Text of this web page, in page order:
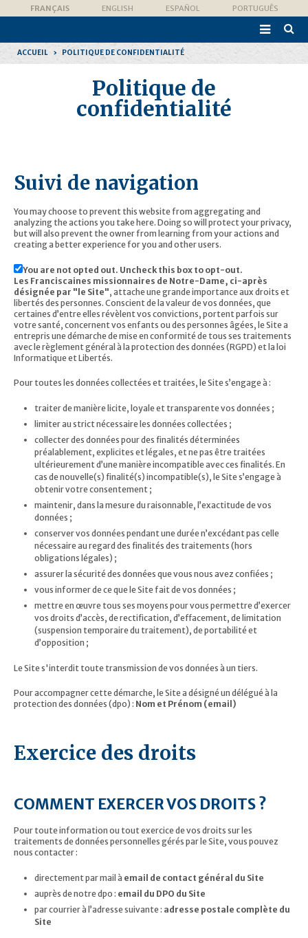
navigation
personnelsFRANÇAIS ENGLISH ESPAÑOL PORTUGUÊS

ACCUEIL › POLITIQUE DE CONFIDENTIALITÉ
Politique de
confidentialité
Suivi de navigation
You may choose to prevent this website from aggregating and
analyzing the actions you take here. Doing so will protect your privacy,
but will also prevent the owner from learning from your actions and
creating a better experience for you and other users.
You are not opted out. Uncheck this box to opt-out.
Les Franciscaines missionnaires de Notre-Dame, ci-après
désignée par "le Site", attache une grande importance aux droits et
libertés des personnes. Conscient de la valeur de vos données, que
certaines d’entre elles révèlent vos convictions, portent parfois sur
votre santé, concernent vos enfants ou des personnes âgées, le Site a
entrepris une démarche de mise en conformité de tous ses traitements
avec le règlement général à la protection des données (RGPD) et la loi
Informatique et Libertés.
Pour toutes les données collectées et traitées, le Site s’engage à :
traiter de manière licite, loyale et transparente vos données ;
limiter au strict nécessaire les données collectées ;
collecter des données pour des finalités déterminées
préalablement, explicites et légales, et ne pas être traitées
ultérieurement d’une manière incompatible avec ces finalités. En
cas de nouvelle(s) finalité(s) incompatible(s), le Site s’engage à
obtenir votre consentement ;
maintenir, dans la mesure du raisonnable, l’exactitude de vos
données ;
conserver vos données pendant une durée n’excédant pas celle
nécessaire au regard des finalités des traitements (hors
obligations légales) ;
assurer la sécurité des données que vous nous avez confiées ;
vous informer de ce que le Site fait de vos données ;
mettre en œuvre tous ses moyens pour vous permettre d’exercer
vos droits d’accès, de rectification, d’effacement, de limitation
(suspension temporaire du traitement), de portabilité et
d’opposition ;
Le Site s'interdit toute transmission de vos données à un tiers.
Pour accompagner cette démarche, le Site a désigné un délégué à la
protection des données (dpo) : Nom et Prénom (email)
Exercice des droits
COMMENT EXERCER VOS DROITS ?
Pour toute information ou tout exercice de vos droits sur les
traitements de données personnelles gérés par le Site, vous pouvez
nous contacter :
directement par mail à email de contact général du Site
auprès de notre dpo : email du DPO du Site
par courrier à l’adresse suivante : adresse postale complète du
Site